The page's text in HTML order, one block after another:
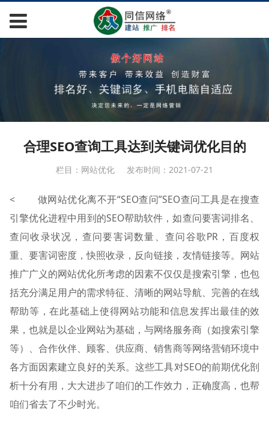
合理SEO查询工具达到关键词优化目的
栏目：网站优化 发布时间：2021-07-21
< 做网站优化离不开“SEO查问”SEO查问工具是在搜查
引擎优化进程中用到的SEO帮助软件，如查问要害词排名、
查问收录状况，查问要害词数量、查问谷歌PR，百度权
重、要害词密度，快照收录，反向链接，友情链接等。网站
推广广义的网站优化所考虑的因素不仅仅是搜索引擎，也包
括充分满足用户的需求特征、清晰的网站导航、完善的在线
帮助等，在此基础上使得网站功能和信息发挥出最佳的效
果，也就是以企业网站为基础，与网络服务商（如搜索引擎
等）、合作伙伴、顾客、供应商、销售商等网络营销环境中
各方面因素建立良好的关系。这些工具对SEO的前期优化剖
析十分有用，大大进步了咱们的工作效力，正确度高，也帮
咱们省去了不少时光。